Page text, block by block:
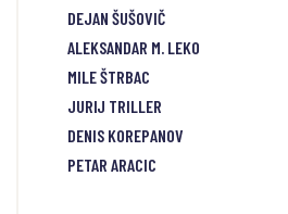
DEJAN ŠUŠOVIČ
ALEKSANDAR M. LEKO
MILE ŠTRBAC
JURIJ TRILLER
DENIS KOREPANOV
PETAR ARACIC